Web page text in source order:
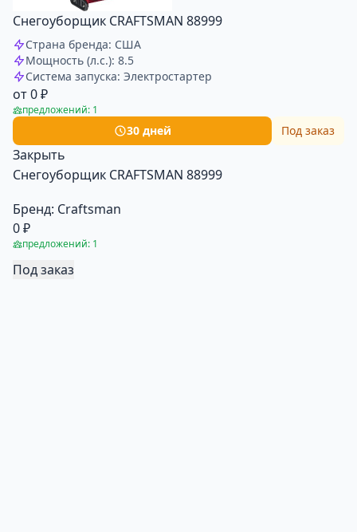
Снегоуборщик CRAFTSMAN 88999
Страна бренда: США
Мощность (л.с.): 8.5
Система запуска: Электростартер
от 0 ₽
предложений: 1
30 дней Под заказ
Закрыть
Снегоуборщик CRAFTSMAN 88999
Бренд: Craftsman
0 ₽
предложений: 1
Под заказ